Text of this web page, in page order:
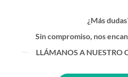
¿Más
Sin compromiso, nos
LLÁMANOS A NUESTRO